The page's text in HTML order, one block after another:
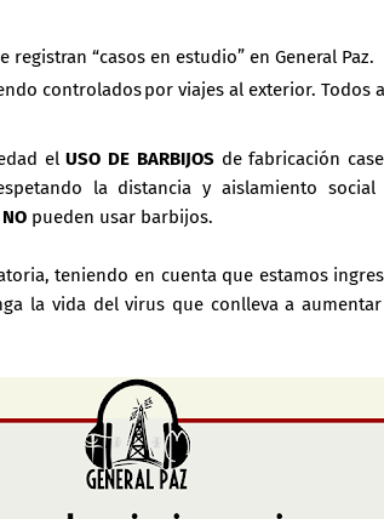
“casos en estudio” en General Paz.
controlados por viajes al exterior. Todos
elUSO DE BARBIJOSde fabricación
la distancia y aislamiento
pueden usar barbijos.
teniendo en cuenta que estamos
la vida del virus que conlleva a